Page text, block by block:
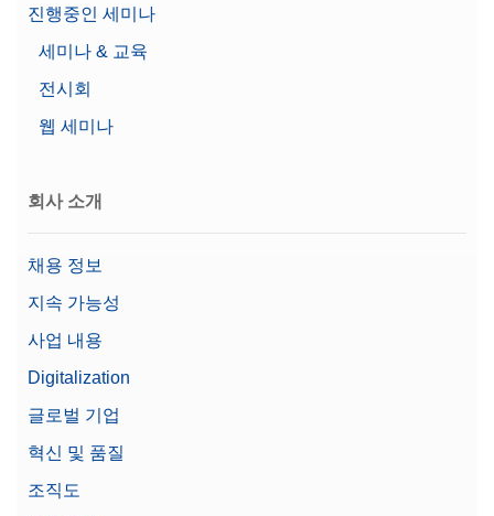
진행중인 세미나
세미나 & 교육
전시회
웹 세미나
회사 소개
채용 정보
지속 가능성
사업 내용
Digitalization
글로벌 기업
혁신 및 품질
조직도